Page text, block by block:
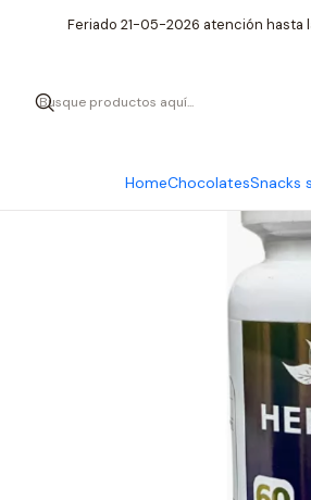
HomeChocolatesSnacks
Feriado 21-05-2026 atención hasta